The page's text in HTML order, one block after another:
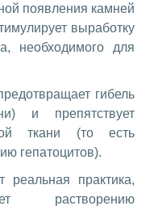
появления камней
выработку
необходимого для
гибель
и препятствует
ткани (то есть
гепатоцитов).
реальная практика,
растворению